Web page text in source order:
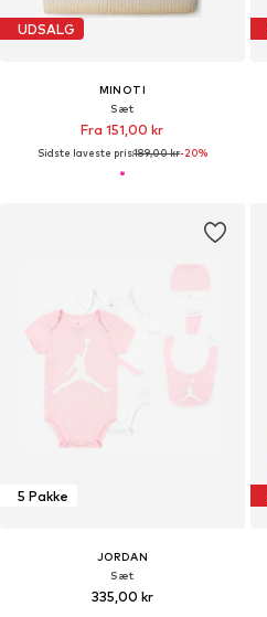
UDSALG
MINOTI
Sæt
Fra 151,00 kr
Sidste laveste pris:189,00 kr-20%
5 Pakke
JORDAN
Sæt
335,00 kr